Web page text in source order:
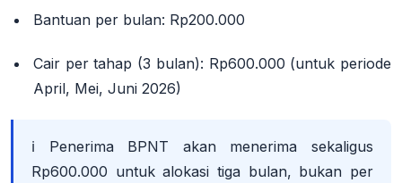
Bantuan per bulan: Rp200.000
Cair per tahap (3 bulan): Rp600.000 (untuk periode
April, Mei, Juni 2026)
ℹ️ Penerima BPNT akan menerima sekaligus
Rp600.000 untuk alokasi tiga bulan, bukan per